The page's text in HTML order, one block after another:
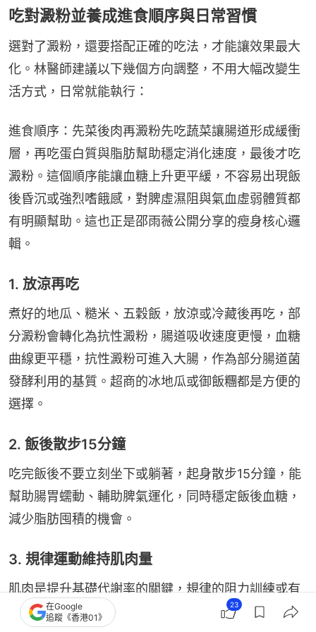
吃對澱粉並養成進食順序與日常習慣
選對了澱粉，還要搭配正確的吃法，才能讓效果最大
化。林醫師建議以下幾個方向調整，不用大幅改變生
活方式，日常就能執行：
進食順序：先菜後肉再澱粉先吃蔬菜讓腸道形成緩衝
層，再吃蛋白質與脂肪幫助穩定消化速度，最後才吃
澱粉。這個順序能讓血糖上升更平緩，不容易出現飯
後昏沉或強烈嗜餓感，對脾虛濕阻與氣血虛弱體質都
有明顯幫助。這也正是邵雨薇公開分享的瘦身核心邏
輯。
1. 放涼再吃
煮好的地瓜、糙米、五穀飯，放涼或冷藏後再吃，部
分澱粉會轉化為抗性澱粉，腸道吸收速度更慢，血糖
曲線更平穩，抗性澱粉可進入大腸，作為部分腸道菌
發酵利用的基質。超商的冰地瓜或御飯糰都是方便的
選擇。
2. 飯後散步15分鐘
吃完飯後不要立刻坐下或躺著，起身散步15分鐘，能
幫助腸胃蠕動、輔助脾氣運化，同時穩定飯後血糖，
減少脂肪囤積的機會。
3. 規律運動維持肌肉量
肌肉是提升基礎代謝率的關鍵，規律的阻力訓練或有
氧運動能維持甚至增加肌肉量，讓身體在靜止狀態下
在Google
追蹤《香港01》
23